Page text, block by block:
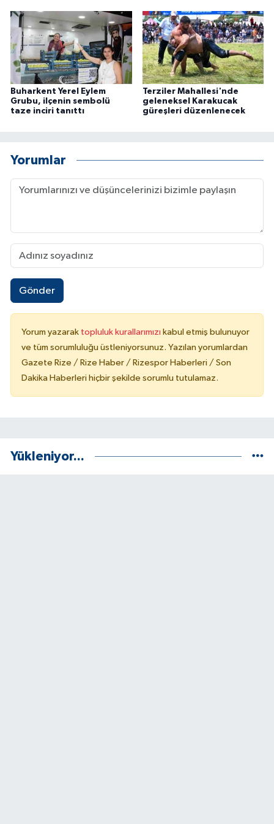
Buharkent Yerel Eylem
Grubu, ilçenin sembolü
taze inciri tanıttı
Terziler Mahallesi'nde
geleneksel Karakucak
güreşleri düzenlenecek
Yorumlar
Gönder
Yorum yazarak topluluk kurallarımızı kabul etmiş bulunuyor
ve tüm sorumluluğu üstleniyorsunuz. Yazılan yorumlardan
Gazete Rize / Rize Haber / Rizespor Haberleri / Son
Dakika Haberleri hiçbir şekilde sorumlu tutulamaz.
Yükleniyor...